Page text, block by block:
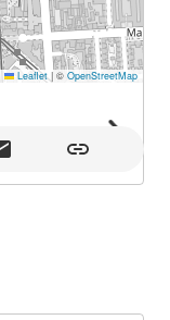
Leaflet |© OpenStreetMap